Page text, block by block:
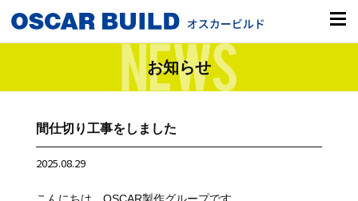
お知らせ
間仕切り工事をしました
2025.08.29